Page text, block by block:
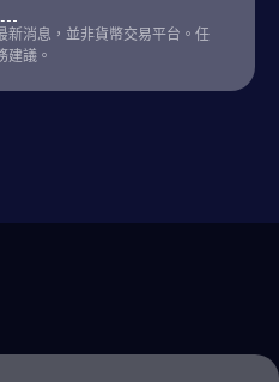
新消息，並非貨幣交易平台。任
建議。